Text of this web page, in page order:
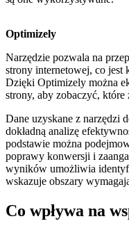
Optimizely
Narzędzie pozwala na
strony internetowej, co
Dzięki Optimizely można
strony, aby zobaczyć,
Dane uzyskane z narzędzi
dokładną analizę
podstawie można
poprawy konwersji i
wyników umożliwia
wskazuje obszary
Co wpływa na